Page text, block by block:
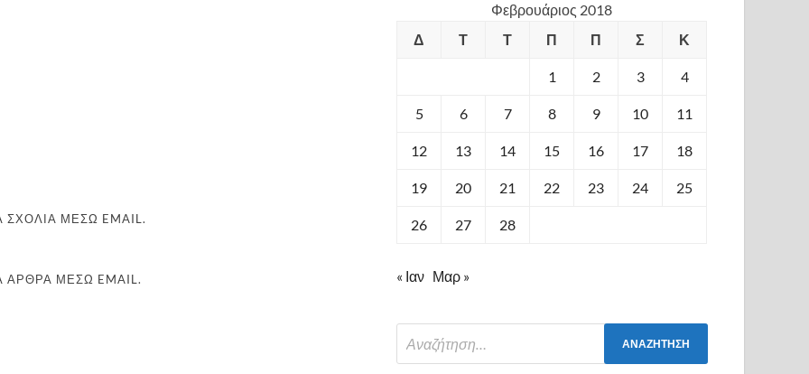
ΜΈΣΩ EMAIL.
ΆΡΘΡΑ ΜΈΣΩ EMAIL.
Φεβρουάριος 2018
Δ
Τ Τ Π Π Σ Κ
1 2 3 4
5 6 7 8 9 10 11
12 13 14 15 16 17 18
19 20 21 22 23 24 25
26 27 28
« Ιαν Μαρ »